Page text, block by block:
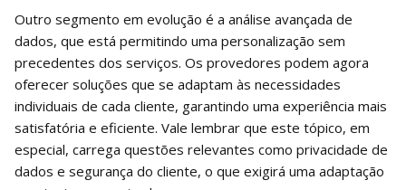
Outro segmento em evolução é a análise avançada de
dados, que está permitindo uma personalização sem
precedentes dos serviços. Os provedores podem agora
oferecer soluções que se adaptam às necessidades
individuais de cada cliente, garantindo uma experiência mais
satisfatória e eficiente. Vale lembrar que este tópico, em
especial, carrega questões relevantes como privacidade de
dados e segurança do cliente, o que exigirá uma adaptação